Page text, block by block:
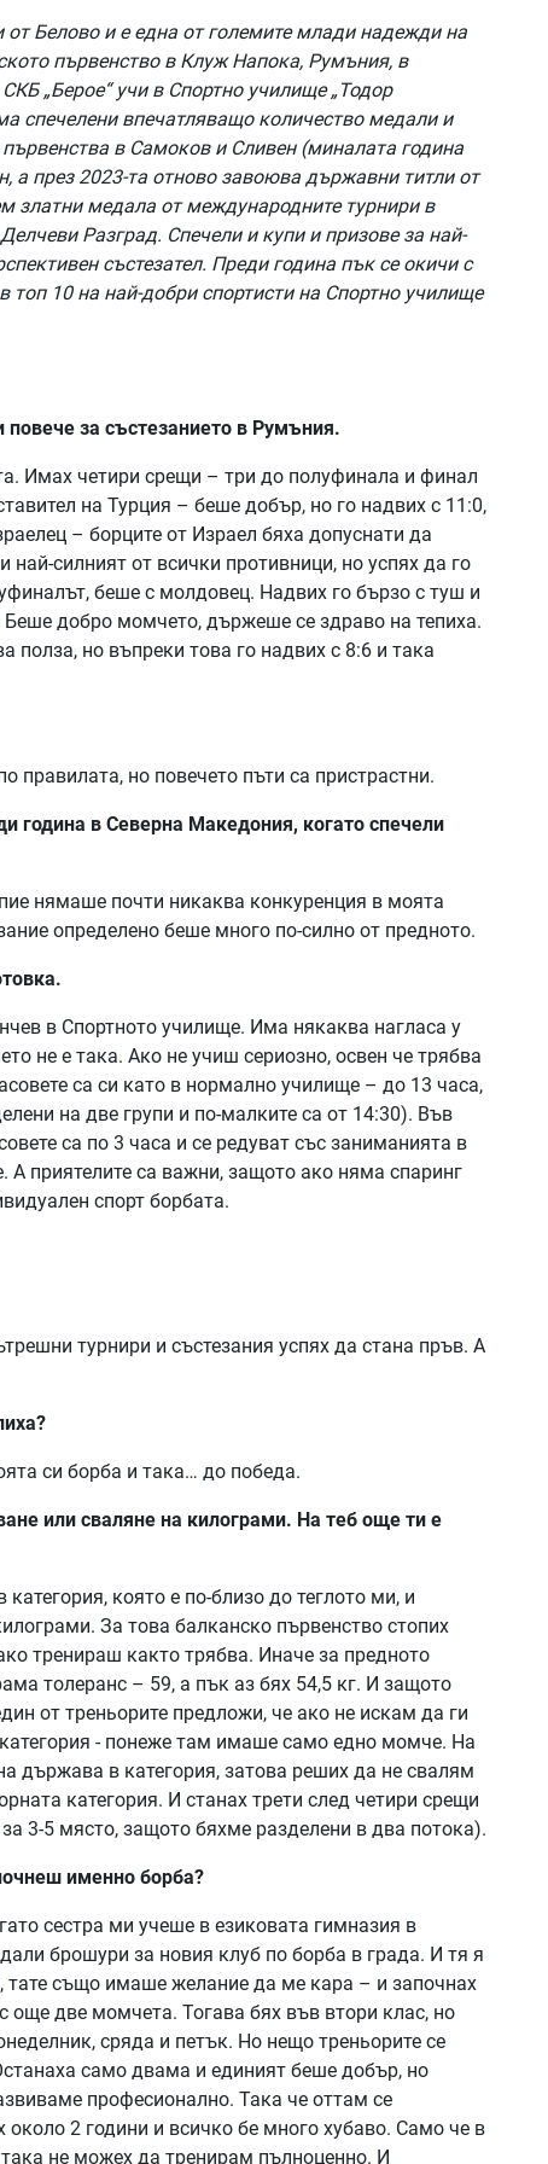
от Белово и е една от големите млади надежди на
първенство в Клуж Напока, Румъния, в
„Берое“ учи в Спортно училище „Тодор
спечелени впечатляващо количество медали и
в Самоков и Сливен (миналата година
а през 2023-та отново завоюва държавни титли от
златни медала от международните турнири в
Разград. Спечели и купи и призове за най-
състезател. Преди година пък се окичи с
10 на най-добри спортисти на Спортно училище
за състезанието в Румъния.
Имах четири срещи – три до полуфинала и финал
на Турция – беше добър, но го надвих с 11:0,
– борците от Израел бяха допуснати да
силният от всички противници, но успях да го
беше с молдовец. Надвих го бързо с туш и
добро момчето, държеше се здраво на тепиха.
полза, но въпреки това го надвих с 8:6 и така
правилата, но повечето пъти са пристрастни.
година в Северна Македония, когато спечели
нямаше почти никаква конкуренция в моята
определено беше много по-силно от предното.
в Спортното училище. Има някаква нагласа у
не е така. Ако не учиш сериозно, освен че трябва
са си като в нормално училище – до 13 часа,
на две групи и по-малките са от 14:30). Във
са по 3 часа и се редуват със заниманията в
А приятелите са важни, защото ако няма спаринг
спорт борбата.
турнири и състезания успях да стана пръв. А
си борба и така… до победа.
или сваляне на килограми. На теб още ти е
която е по-близо до теглото ми, и
За това балканско първенство стопих
тренираш както трябва. Иначе за предното
толеранс – 59, а пък аз бях 54,5 кг. И защото
от треньорите предложи, че ако не искам да ги
- понеже там имаше само едно момче. На
държава в категория, затова реших да не свалям
категория. И станах трети след четири срещи
3-5 място, защото бяхме разделени в два потока).
именно борба?
сестра ми учеше в езиковата гимназия в
брошури за новия клуб по борба в града. И тя я
също имаше желание да ме кара – и започнах
още две момчета. Тогава бях във втори клас, но
сряда и петък. Но нещо треньорите се
само двама и единият беше добър, но
професионално. Така че оттам се
2 години и всичко бе много хубаво. Само че в
не можех да тренирам пълноценно. И